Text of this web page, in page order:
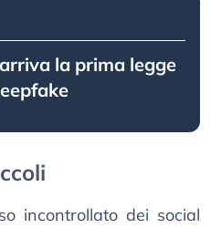
la prima legge
incontrollato dei social